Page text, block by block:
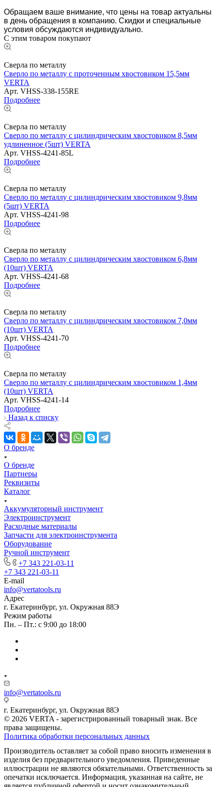
Обращаем ваше внимание, что цены на товар актуальны
в день обращения в компанию. Скидки и специальные
условия обсуждаются индивидуально.
С этим товаром покупают
Сверла по металлу
Сверло по металлу с проточенным хвостовиком 15,5мм
VERTA
Арт. VHSS-338-155RE
Подробнее
Сверла по металлу
Сверло по металлу с цилиндрическим хвостовиком 8,5мм
удлиненное (5шт) VERTA
Арт. VHSS-4241-85L
Подробнее
Сверла по металлу
Сверло по металлу с цилиндрическим хвостовиком 9,8мм
(5шт) VERTA
Арт. VHSS-4241-98
Подробнее
Сверла по металлу
Сверло по металлу с цилиндрическим хвостовиком 6,8мм
(10шт) VERTA
Арт. VHSS-4241-68
Подробнее
Сверла по металлу
Сверло по металлу с цилиндрическим хвостовиком 7,0мм
(10шт) VERTA
Арт. VHSS-4241-70
Подробнее
Сверла по металлу
Сверло по металлу с цилиндрическим хвостовиком 1,4мм
(10шт) VERTA
Арт. VHSS-4241-14
Подробнее
Назад к списку
О бренде
О бренде
Партнеры
Реквизиты
Каталог
Аккумуляторный инструмент
Электроинструмент
Расходные материалы
Запчасти для электроинструмента
Оборудование
Ручной инструмент
+7 343 221-03-11
+7 343 221-03-11
E-mail
info@vertatools.ru
Адрес
г. Екатеринбург, ул. Окружная 88Э
Режим работы
Пн. – Пт.: с 9:00 до 18:00
info@vertatools.ru
г. Екатеринбург, ул. Окружная 88Э
© 2026 VERTA - зарегистрированный товарный знак. Все
права защищены.
Политика обработки персональных данных
Производитель оставляет за собой право вносить изменения в
изделия без предварительного уведомления. Приведенные
иллюстрации не являются обязательными. Ответственность за
опечатки исключается. Информация, указанная на сайте, не